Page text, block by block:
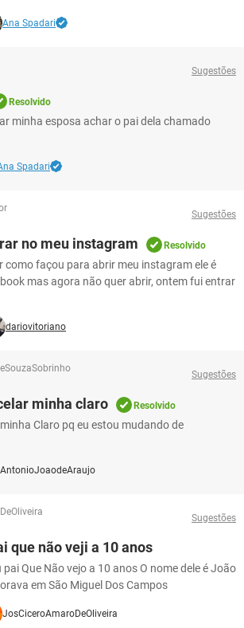
Ana Spadari
Sugestões
Resolvido
minha esposa achar o pai dela chamado
Spadari
Sugestões
no meu instagram Resolvido
como façou para abrir meu instagram ele é
mas agora não quer abrir, ontem fui entrar
dariovitoriano
Sugestões
minha claro Resolvido
Claro pq eu estou mudando de
AntonioJoaodeAraujo
Sugestões
que não veji a 10 anos
pai Que Não vejo a 10 anos O nome dele é João
em São Miguel Dos Campos
JosCiceroAmaroDeOliveira